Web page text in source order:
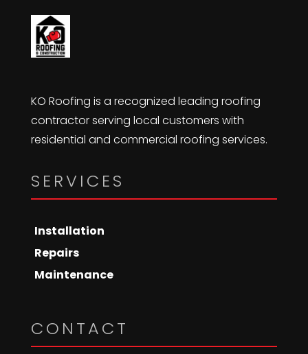
KO Roofing is a recognized leading roofing
contractor serving local customers with
residential and commercial roofing services.
SERVICES
Installation
Repairs
Maintenance
CONTACT